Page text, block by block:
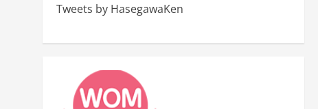
Tweets by HasegawaKen